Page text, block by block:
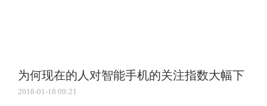
为何现在的人对智能手机的关注指数大幅下
降
2018-01-18 09:21